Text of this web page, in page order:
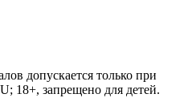
допускается только при
18+, запрещено для детей.